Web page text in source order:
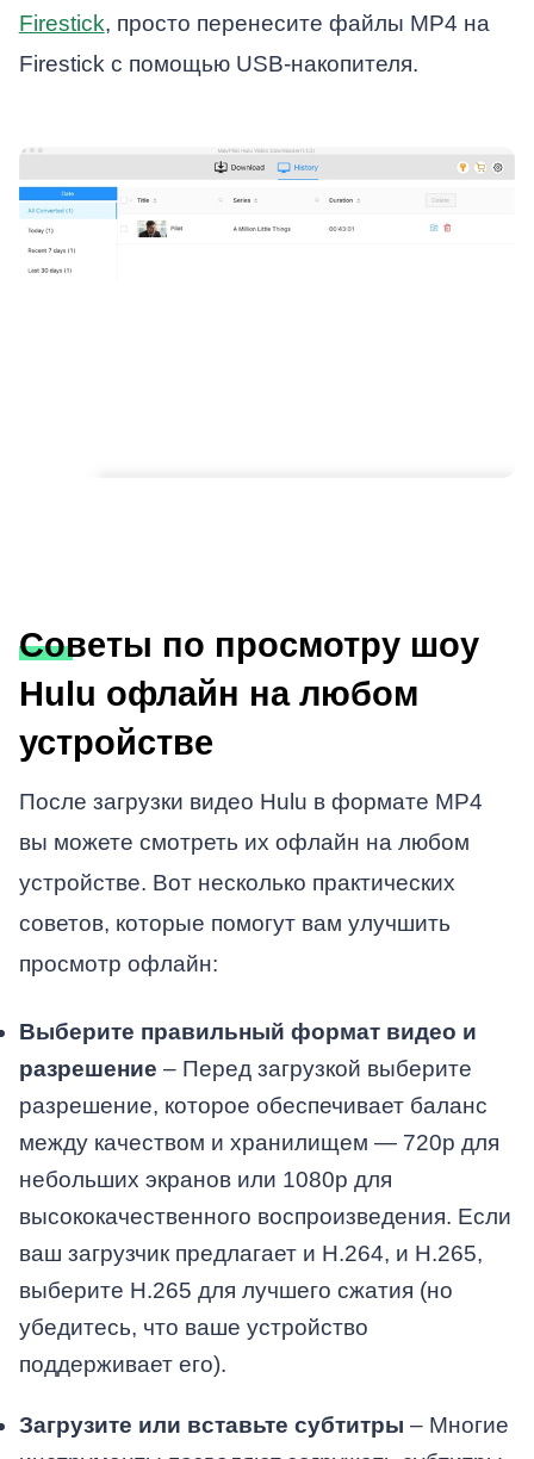
Firestick, просто перенесите файлы MP4 на
Firestick с помощью USB-накопителя.
Советы по просмотру шоу
Hulu офлайн на любом
устройстве
После загрузки видео Hulu в формате MP4
вы можете смотреть их офлайн на любом
устройстве. Вот несколько практических
советов, которые помогут вам улучшить
просмотр офлайн:
Выберите правильный формат видео и
разрешение – Перед загрузкой выберите
разрешение, которое обеспечивает баланс
между качеством и хранилищем — 720p для
небольших экранов или 1080p для
высококачественного воспроизведения. Если
ваш загрузчик предлагает и H.264, и H.265,
выберите H.265 для лучшего сжатия (но
убедитесь, что ваше устройство
поддерживает его).
Загрузите или вставьте субтитры – Многие